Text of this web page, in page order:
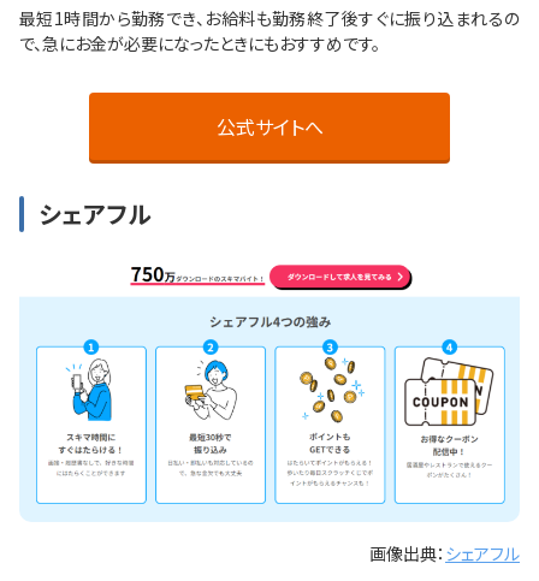
最短1時間から勤務でき、お給料も勤務終了後すぐに振り込まれるの
で、急にお金が必要になったときにもおすすめです。
公式サイトへ
シェアフル
画像出典： シェアフル